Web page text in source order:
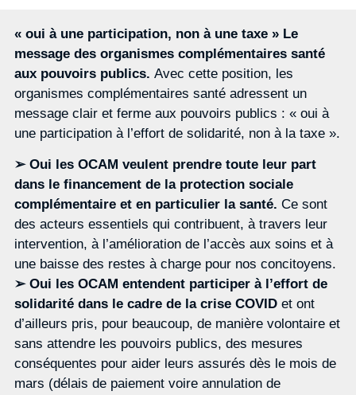
« oui à une participation, non à une taxe » Le
message des organismes complémentaires santé
aux pouvoirs publics. Avec cette position, les
organismes complémentaires santé adressent un
message clair et ferme aux pouvoirs publics : « oui à
une participation à l’effort de solidarité, non à la taxe ».
➢ Oui les OCAM veulent prendre toute leur part
dans le financement de la protection sociale
complémentaire et en particulier la santé. Ce sont
des acteurs essentiels qui contribuent, à travers leur
intervention, à l’amélioration de l’accès aux soins et à
une baisse des restes à charge pour nos concitoyens.
➢ Oui les OCAM entendent participer à l’effort de
solidarité dans le cadre de la crise COVIDet ont
d’ailleurs pris, pour beaucoup, de manière volontaire et
sans attendre les pouvoirs publics, des mesures
conséquentes pour aider leurs assurés dès le mois de
mars (délais de paiement voire annulation de